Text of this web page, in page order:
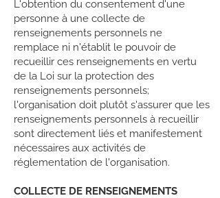
L'obtention du consentement d'une
personne à une collecte de
renseignements personnels ne
remplace ni n'établit le pouvoir de
recueillir ces renseignements en vertu
de la Loi sur la protection des
renseignements personnels;
l'organisation doit plutôt s'assurer que les
renseignements personnels à recueillir
sont directement liés et manifestement
nécessaires aux activités de
réglementation de l'organisation.
COLLECTE DE RENSEIGNEMENTS